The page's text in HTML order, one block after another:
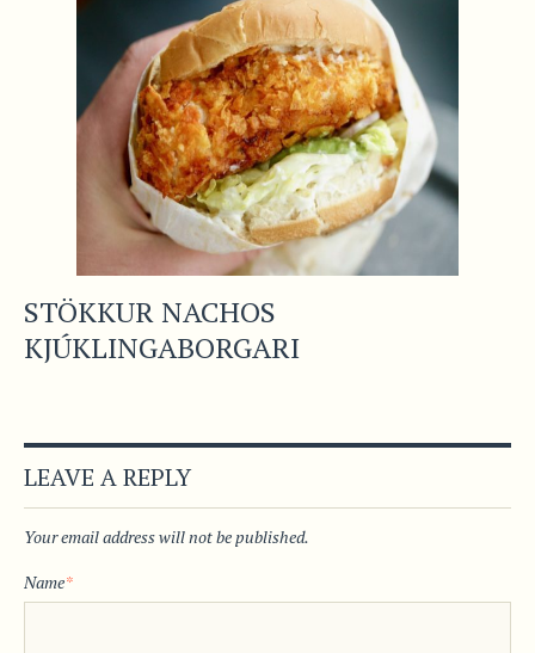
STÖKKUR NACHOS
KJÚKLINGABORGARI
LEAVE A REPLY
Your email address will not be published.
Name*